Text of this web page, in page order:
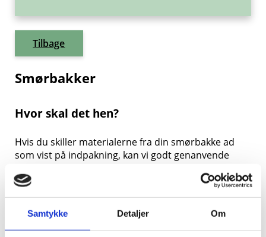
Samtykke Detaljer Om
Tilbage
Smørbakker
Hvor skal det hen?
Hvis du skiller materialerne fra din smørbakke ad
som vist på indpakning, kan vi godt genanvende
Pappen kan du aflevere i genbrugsbeholderen til
Selve plastikbakken kan du aflevere i
genbrugsbeholderen som Plast.